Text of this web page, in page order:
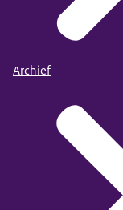
Archief